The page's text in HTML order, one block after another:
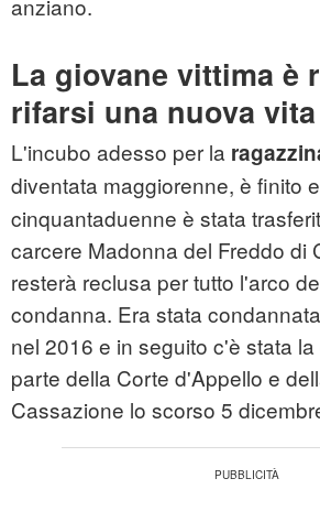
anziano.
La giovane vittima è
rifarsi una nuova vita
L'incubo adesso per la
diventata maggiorenne, è finito
cinquantaduenne è stata
carcere Madonna del Freddo di
resterà reclusa per tutto l'arco
condanna. Era stata
nel 2016 e in seguito c'è stata
parte della Corte d'Appello e
Cassazione lo scorso 5